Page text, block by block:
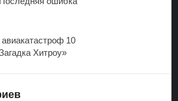
10
Хитроу»